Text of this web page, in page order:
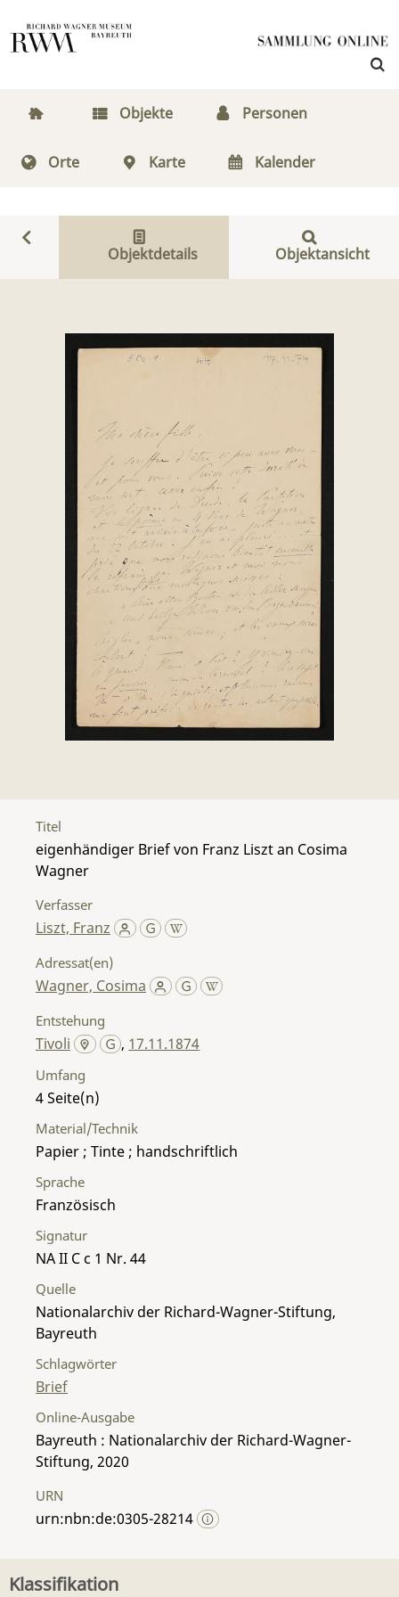
Objekte Personen
Orte Karte Kalender
Objektdetails Objektansicht
Titel
eigenhändiger Brief von Franz Liszt an Cosima
Wagner
Verfasser
Liszt, Franz
Adressat(en)
Wagner, Cosima
Entstehung
Tivoli , 17.11.1874
Umfang
4
Material/Technik
Papier ; Tinte ; handschriftlich
Sprache
Französisch
Signatur
NA II C c 1 Nr. 44
Quelle
Nationalarchiv der Richard-Wagner-Stiftung,
Bayreuth
Schlagwörter
Brief
Online-Ausgabe
Bayreuth : Nationalarchiv der Richard-Wagner-
Stiftung, 2020
URN
urn:nbn:de:0305-28214
Klassifikation